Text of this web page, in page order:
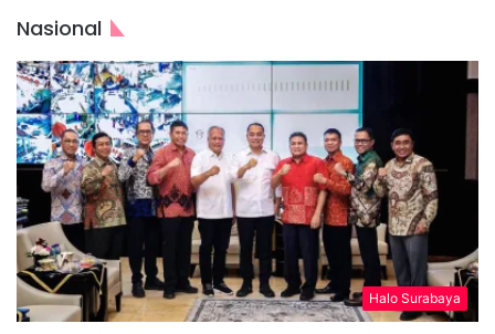
Nasional
Halo Surabaya